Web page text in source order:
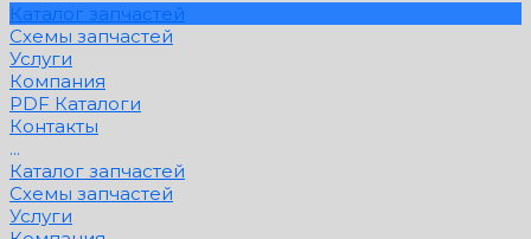
Каталог запчастей
Схемы запчастей
Услуги
Компания
PDF Каталоги
Контакты
...
Каталог запчастей
Схемы запчастей
Услуги